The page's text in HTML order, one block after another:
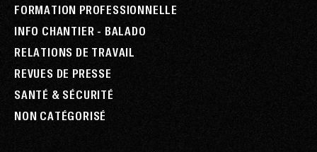
FORMATION PROFESSIONNELLE
INFO CHANTIER - BALADO
RELATIONS DE TRAVAIL
REVUES DE PRESSE
SANTÉ & SÉCURITÉ
NON CATÉGORISÉ